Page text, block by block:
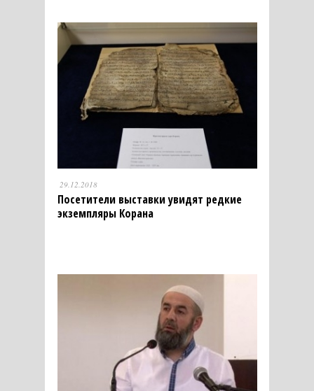
29.12.2018
Посетители выставки увидят редкие
экземпляры Корана